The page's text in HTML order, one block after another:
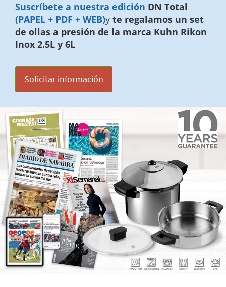
Suscríbete a nuestra edición DN Total
(PAPEL + PDF + WEB)y te regalamos un set
de ollas a presión de la marca Kuhn Rikon
Inox 2.5L y 6L
Solicitar información